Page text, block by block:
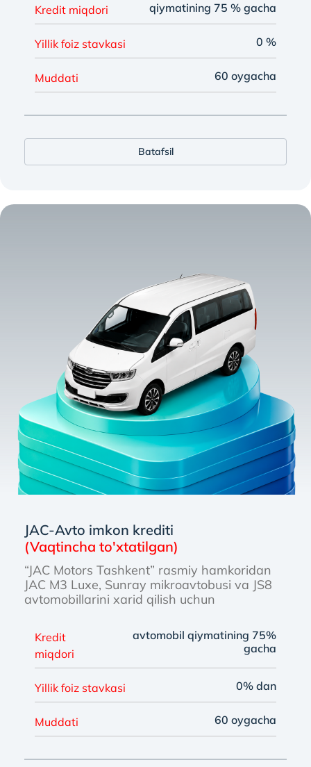
Kredit miqdori qiymatining 75 % gacha
Yillik foiz stavkasi 0 %
Muddati 60 oygacha
Batafsil
JAC-Avto imkon krediti
(Vaqtincha to'xtatilgan)
“JAC Motors Tashkent” rasmiy hamkoridan
JAC M3 Luxe, Sunray mikroavtobusi va JS8
avtomobillarini xarid qilish uchun
Kredit
miqdori
avtomobil qiymatining 75%
gacha
Yillik foiz stavkasi 0% dan
Muddati 60 oygacha